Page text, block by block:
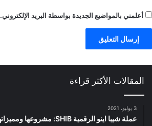
أعلمني بالمواضيع الجديدة بواسطة البريد الإلكتروني.
المقالات الأكثر قراءة
3 يوليو، 2021
عملة شيبا اينو الرقمية SHIB: مشروعها ومميزاتها ومستقبلها